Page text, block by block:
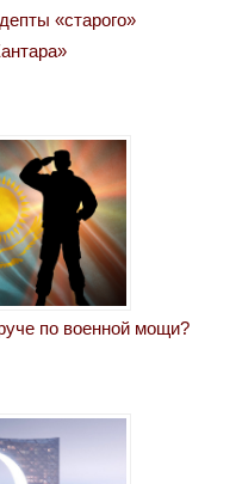
«старого»
по военной мощи?